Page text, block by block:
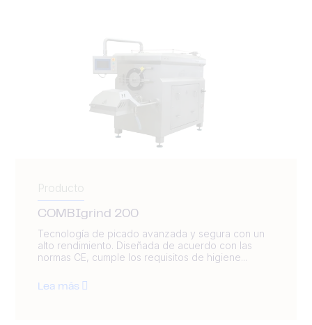
Producto
COMBIgrind 200
Tecnología de picado avanzada y segura con un
alto rendimiento. Diseñada de acuerdo con las
normas CE, cumple los requisitos de higiene...
Lea más